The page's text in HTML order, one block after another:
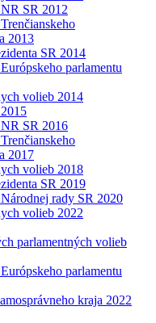
SR 2012
2013
SR 2014
parlamentu
volieb 2014
SR 2016
2017
volieb 2018
SR 2019
rady SR 2020
volieb 2022
parlamentných volieb
parlamentu
kraja 2022